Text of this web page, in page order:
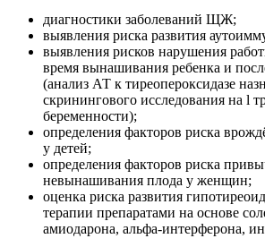
диагностики заболеваний ЩЖ;
выявления риска развития
выявления рисков нарушения
время вынашивания ребенка и
(анализ АТ к тиреопероксидазе
скринингового исследования на l
беременности);
определения факторов риска
у детей;
определения факторов риска
невынашивания плода у женщин;
оценка риска развития
терапии препаратами на основе
амиодарона, альфа-интерферона,